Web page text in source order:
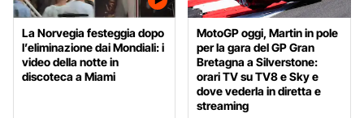
La Norvegia festeggia dopo
l’eliminazione dai Mondiali: i
video della notte in
discoteca a Miami
MotoGP oggi, Martin in pole
per la gara del GP Gran
Bretagna a Silverstone:
orari TV su TV8 e Sky e
dove vederla in diretta e
streaming